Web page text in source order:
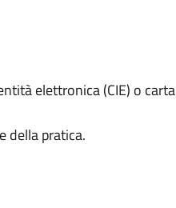
elettronica (CIE) o carta
della pratica.